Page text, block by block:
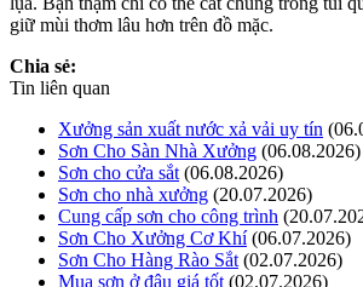
giữ mùi thơm lâu hơn trên đồ mặc.
Chia sẻ:
Tin liên quan
Xưởng sản xuất nước xả vải uy tín
Sơn Cho Sàn Nhà Xưởng (06.08.2026)
Sơn cho cửa sắt (06.08.2026)
Sơn cho nhà xưởng (20.07.2026)
Cung cấp sơn cho công trình
Sơn Cho Xưởng Cơ Khí(06.07.2026)
Sơn Cho Hàng Rào Sắt (02.07.2026)
Mua sơn ở đâu giá tốt (02.07.2026)